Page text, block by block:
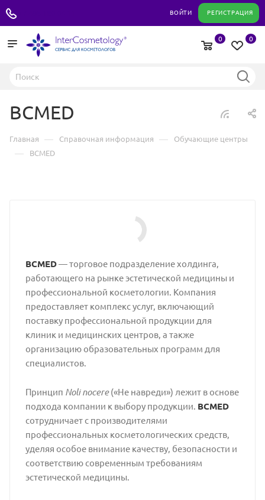
ВОЙТИ РЕГИСТРАЦИЯ
0
0
BCMED
Главная — Справочная информация — Обучающие центры
— BCMED
BCMED— торговое подразделение холдинга,
работающего на рынке эстетической медицины и
профессиональной косметологии. Компания
предоставляет комплекс услуг, включающий
поставку профессиональной продукции для
клиник и медицинских центров, а также
организацию образовательных программ для
специалистов.
Принцип Noli nocere(«Не навреди») лежит в основе
подхода компании к выбору продукции. BCMED
сотрудничает с производителями
профессиональных косметологических средств,
уделяя особое внимание качеству, безопасности и
соответствию современным требованиям
эстетической медицины.